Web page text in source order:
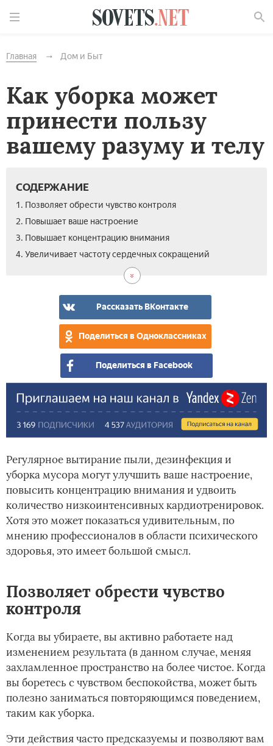
Главная Дом и Быт
Как уборка может
принести пользу
вашему разуму и телу
СОДЕРЖАНИЕ
1. Позволяет обрести чувство контроля
2. Повышает ваше настроение
3. Повышает концентрацию внимания
4. Увеличивает частоту сердечных сокращений
Рассказать ВКонтакте
Поделиться в Одноклассниках
Поделиться в Facebook
Регулярное вытирание пыли, дезинфекция и
уборка мусора могут улучшить ваше настроение,
повысить концентрацию внимания и удвоить
количество низкоинтенсивных кардиотренировок.
Хотя это может показаться удивительным, по
мнению профессионалов в области психического
здоровья, это имеет большой смысл.
Позволяет обрести чувство
контроля
Когда вы убираете, вы активно работаете над
изменением результата (в данном случае, меняя
захламленное пространство на более чистое. Когда
вы боретесь с чувством беспокойства, может быть
полезно заниматься повторяющимся поведением,
таким как уборка.
Эти действия часто предсказуемы и позволяют вам